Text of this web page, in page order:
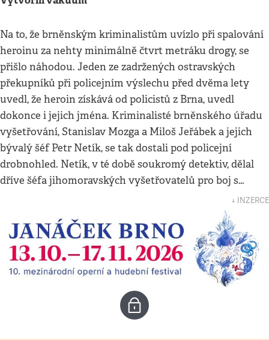
Na to, že brněnským kriminalistům uvízlo při spalování
heroinu za nehty minimálně čtvrt metráku drogy, se
přišlo náhodou. Jeden ze zadržených ostravských
překupníků při policejním výslechu před dvěma lety
uvedl, že heroin získává od policistů z Brna, uvedl
dokonce i jejich jména. Kriminalisté brněnského úřadu
vyšetřování, Stanislav Mozga a Miloš Jeřábek a jejich
bývalý šéf Petr Netík, se tak dostali pod policejní
drobnohled. Netík, v té době soukromý detektiv, dělal
dříve šéfa jihomoravských vyšetřovatelů pro boj s…
↓ INZERCE